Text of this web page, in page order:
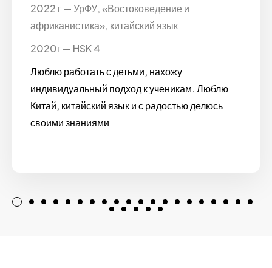
2022 г — УрФУ, «Востоковедение и
африканистика», китайский язык
2020г — HSK 4
Люблю работать с детьми, нахожу
индивидуальный подход к ученикам. Люблю
Китай, китайский язык и с радостью делюсь
своими знаниями